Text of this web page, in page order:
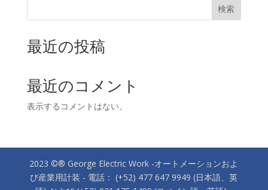
検索
最近の投稿
最近のコメント
表示するコメントはない。
2023 ©® George Electric Work -オートメーションおよ
び産業用計装 - 電話： (+52) 477 647 9949 (日本語、英